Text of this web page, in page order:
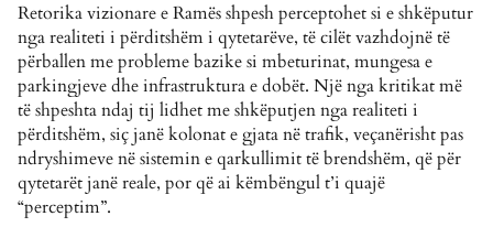
Retorika vizionare e Ramës shpesh perceptohet si e shkëputur
nga realiteti i përditshëm i qytetarëve, të cilët vazhdojnë të
përballen me probleme bazike si mbeturinat, mungesa e
parkingjeve dhe infrastruktura e dobët. Një nga kritikat më
të shpeshta ndaj tij lidhet me shkëputjen nga realiteti i
përditshëm, siç janë kolonat e gjata në trafik, veçanërisht pas
ndryshimeve në sistemin e qarkullimit të brendshëm, që për
qytetarët janë reale, por që ai këmbëngul t’i quajë
“perceptim”.